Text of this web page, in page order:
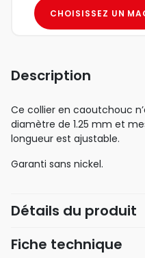
CHOISISSEZ UN
Description
Ce collier en caoutchouc
diamètre de 1.25 mm et
longueur est ajustable.
Garanti sans nickel.
Détails du produit
Fiche technique